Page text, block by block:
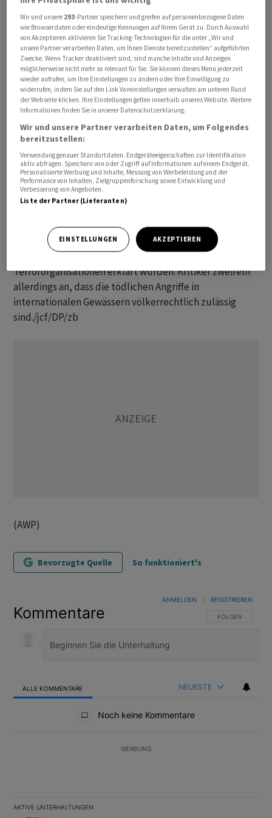
mutmasslichen Drogenschmuggler seien daraufhin ins
Wasser gesprungen und von der Crew des Helikopters
gerettet worden. Wie die Küstenwache weiter mitteilte,
wurde nach bisherigem Kenntnisstand niemand
verletzt. Ein veröffentlichtes Video mit mutmasslichen
Aufnahmen des Einsatzes zeigte zum Schluss drei
brennende Boote.
Die US-Regierung unter Präsident Donald Trump geht
mit rigiden Mitteln gegen den Drogenhandel aus Süd-
und Mittelamerika vor. Immer wieder gibt es Berichte
über entsprechende Einsätze, häufig mit Todesopfern.
Unabhängig überprüfen lassen sich die Angaben in der
Als rechtliche Grundlage für die Attacken führt die US-
Regierung an, dass Drogenkartelle von ihr zu
Terrororganisationen erklärt wurden. Kritiker zweifeln
allerdings an, dass die tödlichen Angriffe in
internationalen Gewässern völkerrechtlich zulässig
sind./jcf/DP/zb
(AWP)
Bevorzugte Quelle So funktioniert's
Kommentare FOLGE DIESER
FOLGEN
ANMELDEN REGISTRIEREN
ALLE KOMMENTARE NEUESTE
Noch keine Kommentare
WERBUNG
AKTIVE UNTERHALTUNGEN
Wir und unsere 293-Partner speichern und greifen auf personenbezogene Daten
wie Browserdaten oder eindeutige Kennungen auf Ihrem Gerät zu. Durch Auswahl
von Akzeptieren aktivieren Sie Tracking-Technologien für die unter „Wir und
unsere Partner verarbeiten Daten, um Ihnen Dienste bereitzustellen“ aufgeführten
Zwecke. Wenn Tracker deaktiviert sind, sind manche Inhalte und Anzeigen
möglicherweise nicht mehr so relevant für Sie. Sie können dieses Menü jederzeit
wieder aufrufen, um Ihre Einstellungen zu ändern oder Ihre Einwilligung zu
widerrufen, indem Sie auf den Link Voreinstellungen verwalten am unteren Rand
der Webseite klicken. Ihre Einstellungen gelten innerhalb unseres Website. Weitere
Informationen finden Sie in unserer Datenschutzerklärung.
Wir und unsere Partner verarbeiten Daten, um Folgendes
bereitzustellen:
Verwendung genauer Standortdaten. Endgeräteeigenschaften zur Identifikation
aktiv abfragen. Speichern von oder Zugriff auf Informationen auf einem Endgerät.
Personalisierte Werbung und Inhalte, Messung von Werbeleistung und der
Performance von Inhalten, Zielgruppenforschung sowie Entwicklung und
Verbesserung von Angeboten.
Liste der Partner (Lieferanten)
EINSTELLUNGEN AKZEPTIEREN